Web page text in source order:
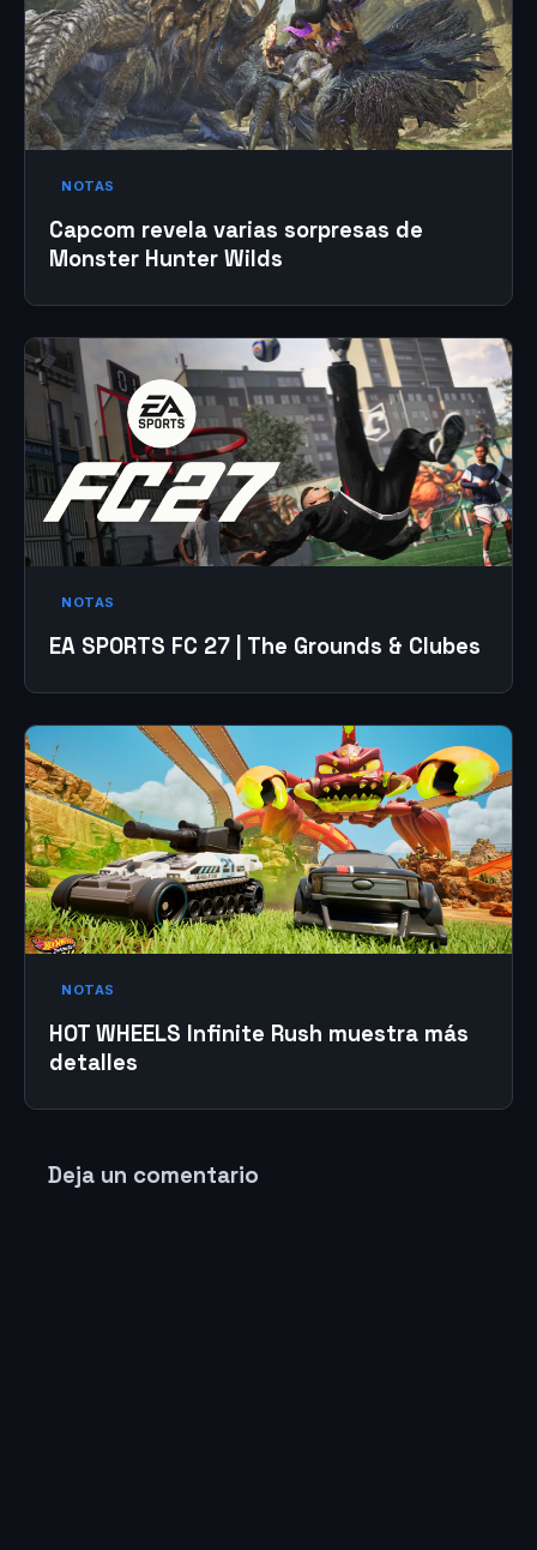
NOTAS
Capcom revela varias sorpresas de
Monster Hunter Wilds
NOTAS
EA SPORTS FC 27 | The Grounds & Clubes
NOTAS
HOT WHEELS Infinite Rush muestra más
detalles
Deja un comentario